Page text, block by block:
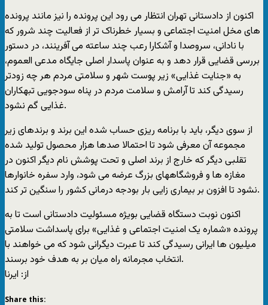
اکنون از دادستانی تهران انتظار می رود این پرونده را نیز مانند پرونده
های مخل امنیت اجتماعی و بسیار خطرناک تر از فعالیت چند شرور که
با نادانی، سروصدا و آشکارا رعب چند ساعته می آفرینند، در دستور
بررسی قضایی قرار دهد و به عنوان پاسدار اصلی جایگاه مدعی العموم،
به «جنایت غذایی» زیر پوست شهر و سلامتی مردم هر چه زودتر
رسیدگی کند تا آرامش و سلامت مردم در پناه سودجویی تبهکاران
غذایی گم نشود.
از سوی دیگر، باید با برنامه ریزی حساب شده این برند و برندهای زیر
مجموعه آن معرفی شود تا احتمالا صدها هزار محصول تولید شده
تقلبی دیگر که خارج از برند اصلی و تحت پوشش نام دیگر اکنون در
مغازه ها و فروشگاههای بزرگ عرضه می شود، وارد سفره خانوارها
نشود تا افزون بر بیماری زایی بار بودجه درمانی کشور را سنگین تر کند.
اکنون نوبت دستگاه قضایی بویژه مسئولیت دادستانی است تا به
پرونده «شماره یک امنیت اجتماعی و غذایی» برای پاسداشت سلامتی
میلیون ها ایرانی رسیدگی کند تا عبرت دیگرانی شود که می خواهند با
انتخاب مجرمانه راه میان بر به هدف خود برسند.
از: ايرنا
Share this: